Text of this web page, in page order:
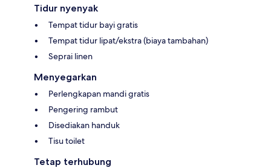
Tidur nyenyak
Tempat tidur bayi gratis
Tempat tidur lipat/ekstra (biaya tambahan)
Seprai linen
Menyegarkan
Perlengkapan mandi gratis
Pengering rambut
Disediakan handuk
Tisu toilet
Tetap terhubung